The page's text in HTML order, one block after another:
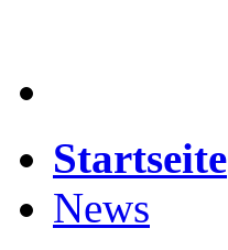
Startseite
News